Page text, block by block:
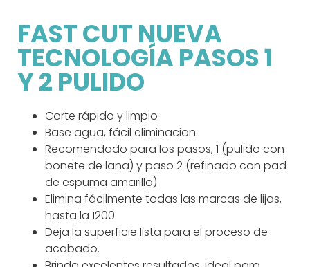
FAST CUT NUEVA
TECNOLOGÍA PASOS 1
Y 2 PULIDO
Corte rápido y limpio
Base agua, fácil eliminacion
Recomendado para los pasos, 1 (pulido con
bonete de lana) y paso 2 (refinado con pad
de espuma amarillo)
Elimina fácilmente todas las marcas de lijas,
hasta la 1200
Deja la superficie lista para el proceso de
acabado.